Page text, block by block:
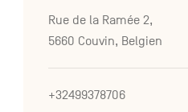
Rue de la Ramée 2,
5660 Couvin, Belgien
+32499378706